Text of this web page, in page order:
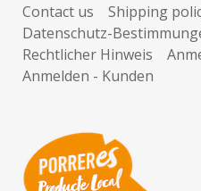
Contact us Shipping
Datenschutz-
Rechtlicher Hinweis
Anmelden - Kunden